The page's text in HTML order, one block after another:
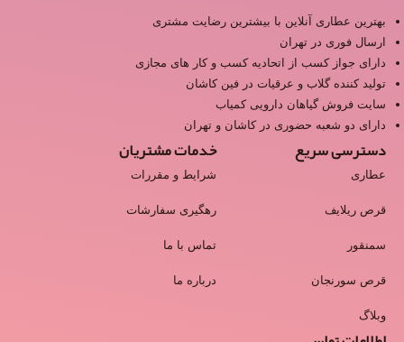
بهترین عطاری آنلاین با بیشترین رضایت مشتری
ارسال فوری در تهران
دارای جواز کسب از اتحادیه کسب و کار های مجازی
تولید کننده گلاب و عرقیات در فین کاشان
سایت فروش گیاهان دارویی کمیاب
دارای دو شعبه حضوری در کاشان و تهران
دسترسی سریع
عطاری
قرص ریلایف
سمنقور
قرص سورنجان
وبلاگ
خدمات مشتریان
شرایط و مقررات
رهگیری سفارشات
تماس با ما
درباره ما